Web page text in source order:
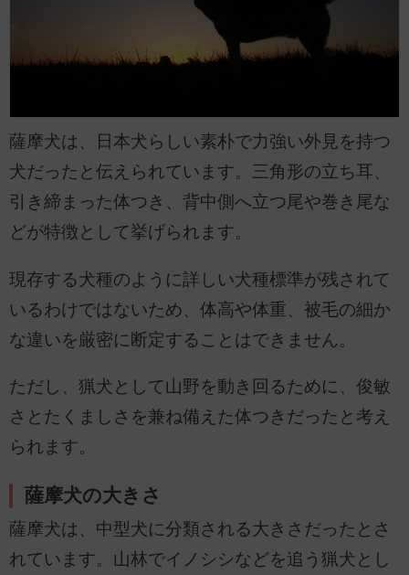
薩摩犬は、日本犬らしい素朴で力強い外見を持つ
犬だったと伝えられています。三角形の立ち耳、
引き締まった体つき、背中側へ立つ尾や巻き尾な
どが特徴として挙げられます。
現存する犬種のように詳しい犬種標準が残されて
いるわけではないため、体高や体重、被毛の細か
な違いを厳密に断定することはできません。
ただし、猟犬として山野を動き回るために、俊敏
さとたくましさを兼ね備えた体つきだったと考え
られます。
薩摩犬の大きさ
薩摩犬は、中型犬に分類される大きさだったとさ
れています。山林でイノシシなどを追う猟犬とし